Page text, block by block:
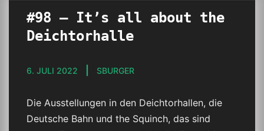
#98 – It’s all about the
Deichtorhalle
6. JULI 2022 SBURGER
Die Ausstellungen in den Deichtorhallen, die
Deutsche Bahn und the Squinch, das sind